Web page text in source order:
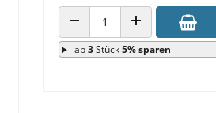
ANZAHL VERRINGERNANZAHL ERHÖHEN
ab3Stück5% sparen